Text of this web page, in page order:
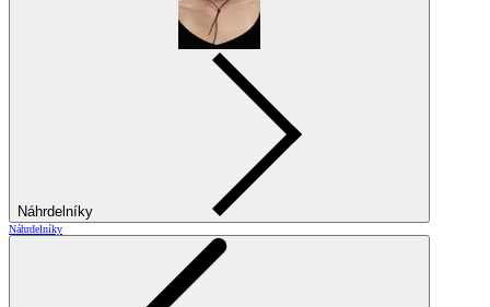
Náhrdelníky
Náhrdelníky